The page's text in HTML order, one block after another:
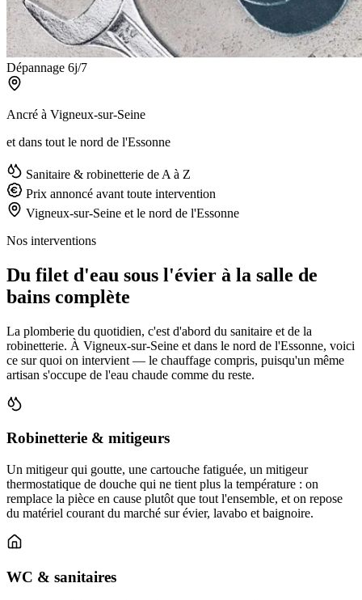
Dépannage 6j/7
Ancré à Vigneux-sur-Seine
et dans tout le nord de l'Essonne
Sanitaire & robinetterie de A à Z
Prix annoncé avant toute intervention
Vigneux-sur-Seine et le nord de l'Essonne
Nos interventions
Du filet d'eau sous l'évier à la salle de
bains complète
La plomberie du quotidien, c'est d'abord du sanitaire et de la
robinetterie. À Vigneux-sur-Seine et dans le nord de l'Essonne, voici
ce sur quoi on intervient — le chauffage compris, puisqu'un même
artisan s'occupe de l'eau chaude comme du reste.
Robinetterie & mitigeurs
Un mitigeur qui goutte, une cartouche fatiguée, un mitigeur
thermostatique de douche qui ne tient plus la température : on
remplace la pièce en cause plutôt que tout l'ensemble, et on repose
du matériel courant du marché sur évier, lavabo et baignoire.
WC & sanitaires